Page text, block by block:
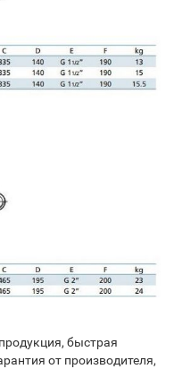
быстрая
от производителя,